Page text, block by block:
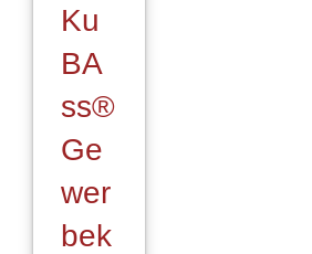
Ku
BA
ss®
Ge
wer
bek